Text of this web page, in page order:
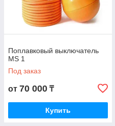
Поплавковый выключатель
MS 1
Под заказ
от 70 000 ₸
Купить